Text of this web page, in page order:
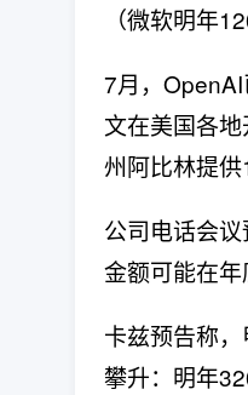
（微软明年
7月，
文在美国各
州阿比林提供
公司电话会
金额可能在年
卡兹预告称
攀升：明年